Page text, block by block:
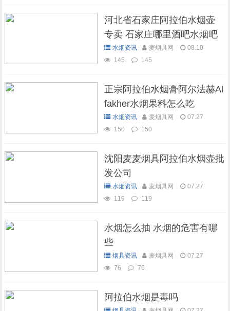
河北省石家庄阿拉伯水烟壶
专卖 石家庄哪里酒吧水烟吧
可以抽水烟
水烟资讯 麦烟具网
08.10
145
145
正宗阿拉伯水烟膏阿尔法赫Al
fakher水烟果料怎么吃
水烟资讯 麦烟具网
07.27
150
150
沈阳麦麦烟具阿拉伯水烟壶批
发公司
水烟资讯 麦烟具网
07.27
119
119
水烟怎么抽 水烟的危害有哪
些
烟具资讯 麦烟具网
07.27
76
76
阿拉伯水烟是毒吗